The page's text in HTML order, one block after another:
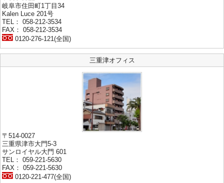
岐阜市住田町1丁目34
Kalen Luce 201号
TEL： 058-212-3534
FAX： 058-212-3534
0120-276-121(全国)
三重津オフィス
〒514-0027
三重県津市大門5-3
サンロイヤル大門 601
TEL： 059-221-5630
FAX： 059-221-5630
0120-221-477(全国)